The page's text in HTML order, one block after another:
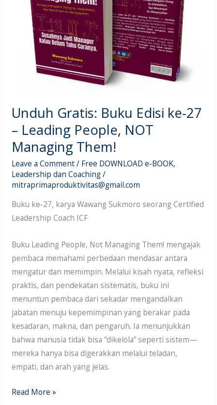
Unduh Gratis: Buku Edisi ke-27
– Leading People, NOT
Managing Them!
Leave a Comment/ Free DOWNLOAD e-BOOK,
Leadership dan Coaching/
mitraprimaproduktivitas@gmail.com
Buku ke-27, karya Wawang Sukmoro seorang Certified
Leadership Coach ICF
Buku Leading People, Not Managing Them! mengajak
pembaca memahami perbedaan mendasar antara
mengatur dan memimpin. Melalui kisah nyata, refleksi
praktis, dan pendekatan sistematis, buku ini
menuntun pembaca dari sekadar mengandalkan
jabatan menuju kepemimpinan yang berakar pada
kesadaran, makna, dan pengaruh. Ia menunjukkan
bahwa manusia tidak bisa “dikelola” seperti sistem—
mereka hanya bisa digerakkan melalui teladan,
empati, dan arah yang jelas.
Leading
People,
Read More »